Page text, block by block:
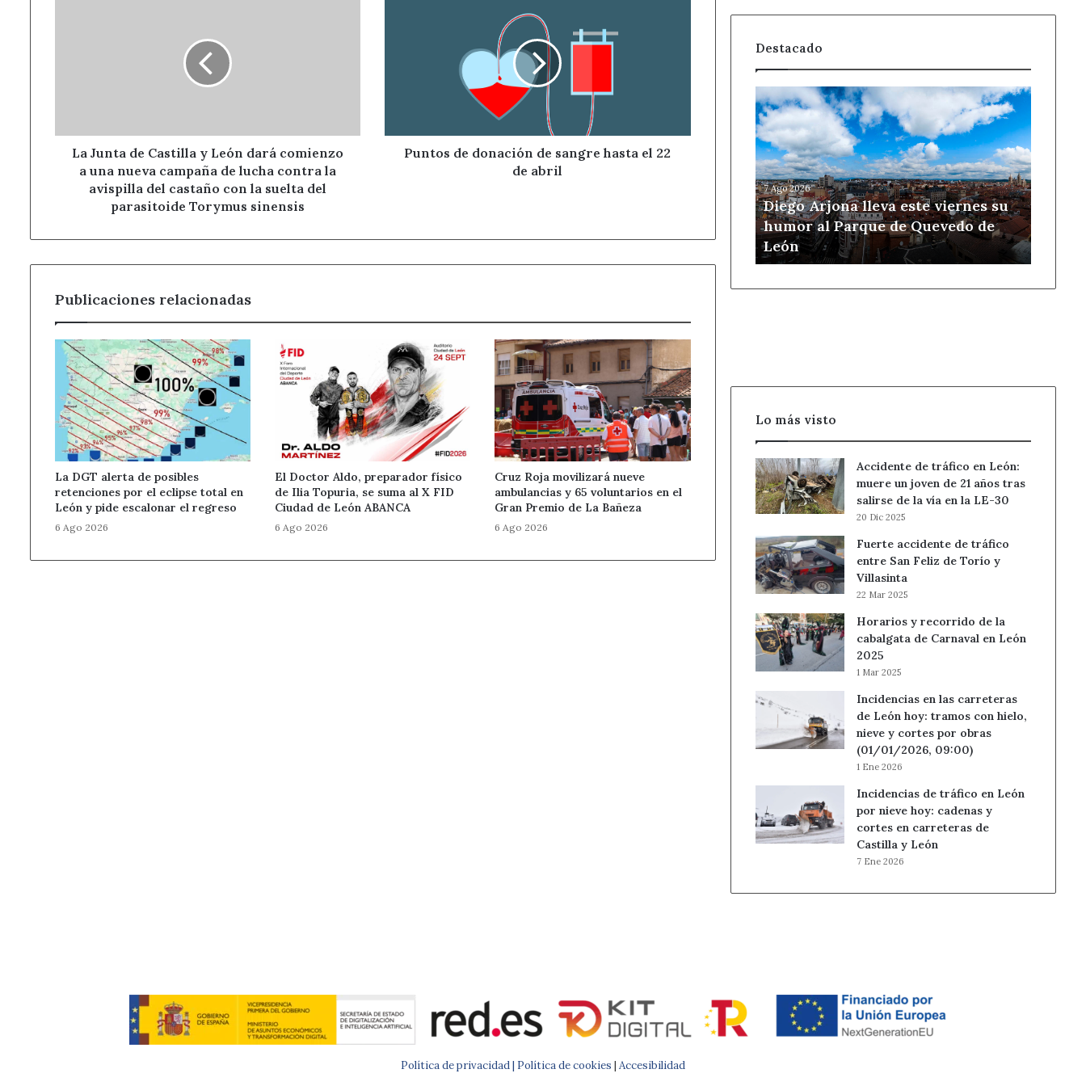
a
nueva
campaña
avispilla
castaño
con
la
suelta
del
parasitoide
Torymus
sinensis
La Junta de Castilla y León dará comienzo
a una nueva campaña de lucha contra la
avispilla del castaño con la suelta del
parasitoide Torymus sinensis
de
abrilPuntos de donación de sangre hasta el 22
de abril
Publicaciones relacionadas
La DGT alerta de posibles
retenciones por el eclipse total en
León y pide escalonar el regreso
6 Ago 2026
El Doctor Aldo, preparador físico
de Ilia Topuria, se suma al X FID
Ciudad de León ABANCA
6 Ago 2026
Cruz Roja movilizará nueve
ambulancias y 65 voluntarios en el
Gran Premio de La Bañeza
6 Ago 2026
Destacado
Diego
Arjona
lleva
este
viernes
su
humor
al
Parque
de
Quevedo
7 Ago 2026
Diego Arjona lleva este viernes su
humor al Parque de Quevedo de
León
Lo más visto
Accidente de tráfico en León:
muere un joven de 21 años tras
salirse de la vía en la LE-30
20 Dic 2025
Fuerte accidente de tráfico
entre San Feliz de Torío y
Villasinta
22 Mar 2025
Horarios y recorrido de la
cabalgata de Carnaval en León
2025
1 Mar 2025
Incidencias en las carreteras
de León hoy: tramos con hielo,
nieve y cortes por obras
(01/01/2026, 09:00)
1 Ene 2026
Incidencias de tráfico en León
por nieve hoy: cadenas y
cortes en carreteras de
Castilla y León
7 Ene 2026
Política de privacidad | Política de cookies | Accesibilidad